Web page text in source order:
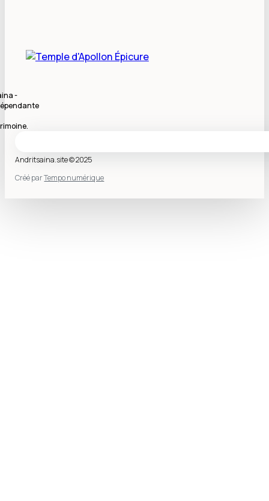
-
Andritsaina.site © 2025
Créé parTempo numérique